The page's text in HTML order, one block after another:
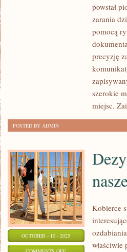
JAKICHKOLWIEK
DEKORACJACH
MIESZKANIA
ZEWNĄTRZ
powstał
zarania
pomocą
precyzję
szerokie
miejsc.
POSTED BY ADMIN
OCTOBER - 10 - 2025
ON
Kobierce
właściwie